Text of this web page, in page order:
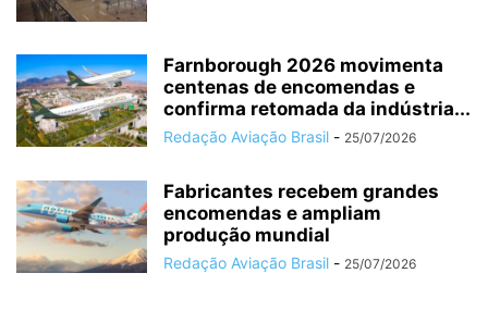
Farnborough 2026 movimenta
centenas de encomendas e
confirma retomada da indústria...
Redação Aviação Brasil - 25/07/2026
Fabricantes recebem grandes
encomendas e ampliam
produção mundial
Redação Aviação Brasil - 25/07/2026